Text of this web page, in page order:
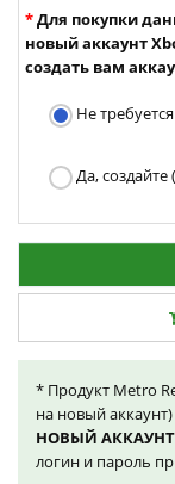
Для покупки
новый аккаунт
создать вам
Не требуется
Да, создайте
* Продукт Metro
на новый
НОВЫЙ АККАУНТ
логин и пароль